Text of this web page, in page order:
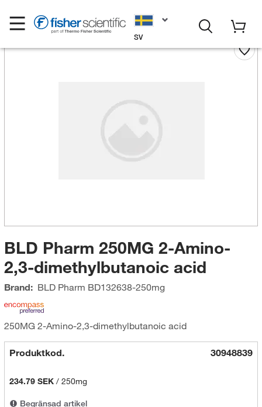
SV
BLD Pharm 250MG 2-Amino-
2,3-dimethylbutanoic acid
Brand: BLD Pharm BD132638-250mg
250MG 2-Amino-2,3-dimethylbutanoic acid
Produktkod. 30948839
234.79 SEK/ 250mg
Begränsad artikel